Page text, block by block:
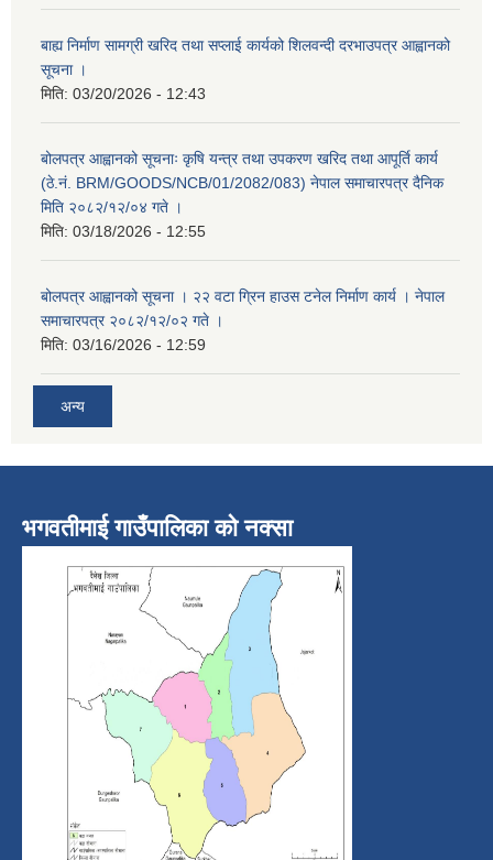
बाह्य निर्माण सामग्री खरिद तथा सप्लाई कार्यको शिलवन्दी दरभाउपत्र आह्वानको
सूचना ।
मिति: 03/20/2026 - 12:43
बोलपत्र आह्वानको सूचनाः कृषि यन्त्र तथा उपकरण खरिद तथा आपूर्ति कार्य
(ठे.नं. BRM/GOODS/NCB/01/2082/083) नेपाल समाचारपत्र दैनिक
मिति २०८२/१२/०४ गते ।
मिति: 03/18/2026 - 12:55
बोलपत्र आह्वानको सूचना । २२ वटा ग्रिन हाउस टनेल निर्माण कार्य । नेपाल
समाचारपत्र २०८२/१२/०२ गते ।
मिति: 03/16/2026 - 12:59
अन्य
भगवतीमाई गाउँपालिका को नक्सा